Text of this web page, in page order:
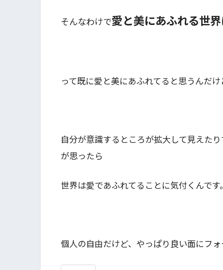
そんなわけで愛と美にあふれる世
って既に愛と美にあふれてると思うんだ
自分が意識するところが拡大して見えた
が思ったら
世界は愛であふれてることに気付くんです
個人の自由だけど、やっぱり良い面に